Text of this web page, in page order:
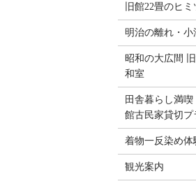
旧館22畳のヒミ
明治の離れ・小
昭和の大広間
和室
田舎暮らし満
館古民家貸切プ
着物一反染め体
観光案内